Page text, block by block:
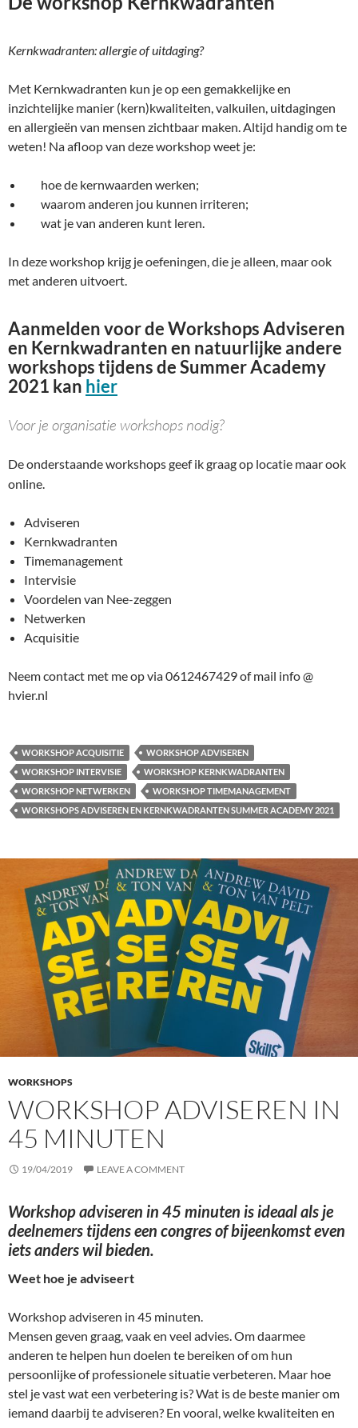
Kernkwadranten: allergie of uitdaging?
Met Kernkwadranten kun je op een gemakkelijke en
inzichtelijke manier (kern)kwaliteiten, valkuilen, uitdagingen
en allergieën van mensen zichtbaar maken. Altijd handig om te
weten! Na afloop van deze workshop weet je:
hoe de kernwaarden werken;
waarom anderen jou kunnen irriteren;
wat je van anderen kunt leren.
In deze workshop krijg je oefeningen, die je alleen, maar ook
met anderen uitvoert.
Aanmelden voor de Workshops Adviseren
en Kernkwadranten en natuurlijke andere
workshops tijdens de Summer Academy
2021 kan hier
Voor je organisatie workshops nodig?
De onderstaande workshops geef ik graag op locatie maar ook
online.
Adviseren
Kernkwadranten
Timemanagement
Intervisie
Voordelen van Nee-zeggen
Netwerken
Acquisitie
Neem contact met me op via 0612467429 of mail info @
hvier.nl
WORKSHOP ACQUISITIE
WORKSHOP ADVISEREN
WORKSHOP INTERVISIE
WORKSHOP KERNKWADRANTEN
WORKSHOP NETWERKEN
WORKSHOP TIMEMANAGEMENT
WORKSHOPS ADVISEREN EN KERNKWADRANTEN SUMMER ACADEMY 2021
WORKSHOPS
WORKSHOP ADVISEREN IN
45 MINUTEN
19/04/2019 LEAVE A COMMENT
Workshop adviseren in 45 minuten is ideaal als je
deelnemers tijdens een congres of bijeenkomst even
iets anders wil bieden.
Weet hoe je adviseert
Workshop adviseren in 45 minuten.
Mensen geven graag, vaak en veel advies. Om daarmee
anderen te helpen hun doelen te bereiken of om hun
persoonlijke of professionele situatie verbeteren. Maar hoe
stel je vast wat een verbetering is? Wat is de beste manier om
iemand daarbij te adviseren? En vooral, welke kwaliteiten en